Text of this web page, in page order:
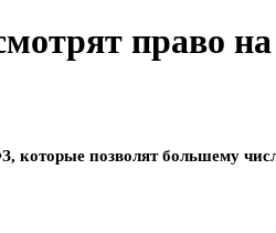
право
позволят большему